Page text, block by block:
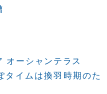
オーシャンテラス
イムは換羽時期のた